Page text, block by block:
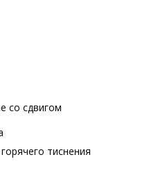
со сдвигом
тиснения